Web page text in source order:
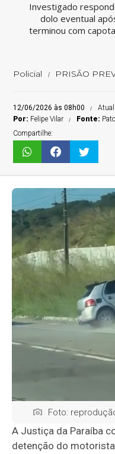
Investigado
dolo eventual
terminou com
Policial PRISÃO
12/06/2026 às 08h00
Por: Felipe Vilar Fonte:
Compartilhe:
Foto:
A Justiça da Paraíba
detenção do